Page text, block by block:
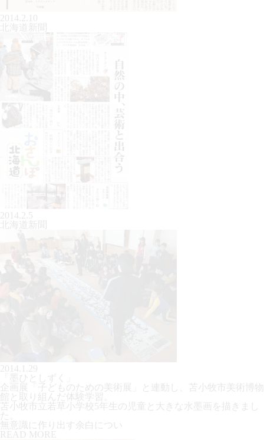
2014.2.10
北海道新聞
2014.2.5
北海道新聞
2014.1.29
「墨ひとしずく」
企画展「子どものための美術展」と連動し、苫小牧市美術博物
館と取り組んだ体験学習。
苫小牧市立若草小学校5年生の児童と大きな水墨画を描きまし
た。
無意識に作り出す余白につい
READ MORE